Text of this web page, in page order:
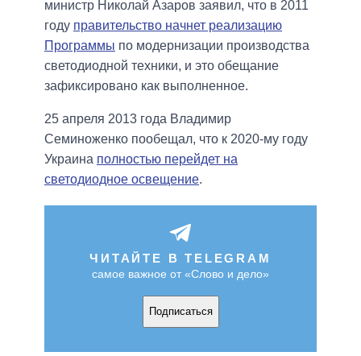
министр Николай Азаров заявил, что в 2011
году правительство начнет реализацию
Программы по модернизации производства
светодиодной техники, и это обещание
зафиксировано как выполненное.
25 апреля 2013 года Владимир
Семиноженко пообещал, что к 2020-му году
Украина полностью перейдет на
светодиодное освещение.
ЧИТАЙТЕ В TELEGRAM
самое важное от «Слово и дело»
Подписаться